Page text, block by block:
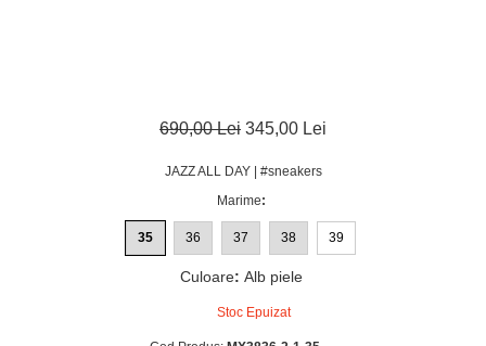
690,00 Lei 345,00 Lei
JAZZ ALL DAY | #sneakers
Marime:
35 36 37 38 39
Culoare: Alb piele
Stoc Epuizat